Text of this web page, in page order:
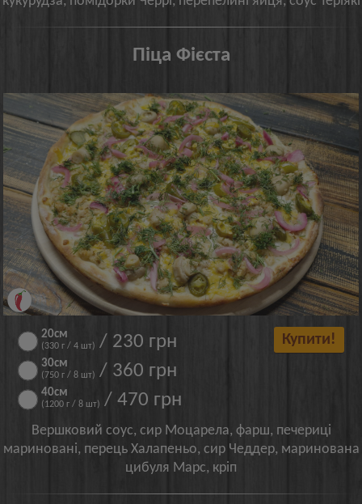
Піца Фієста
20см
(330 г / 4 шт) / 230 грн
30см
(750 г / 8 шт) / 360 грн
40см
(1200 г / 8 шт) / 470 грн
Купити!
Вершковий соус, сир Моцарела, фарш, печериці
мариновані, перець Халапеньо, сир Чеддер, маринована
цибуля Марс, кріп